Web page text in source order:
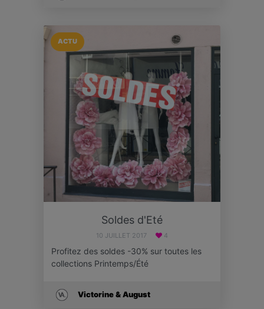
ACTU
Soldes d'Eté
10 JUILLET 2017 4
Profitez des soldes -30% sur toutes les
collections Printemps/Été
Victorine & August